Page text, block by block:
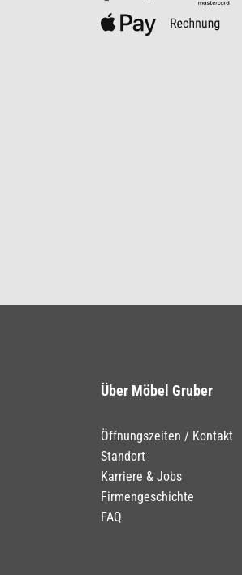
Über Möbel Gruber
Öffnungszeiten / Kontakt
Standort
Karriere & Jobs
Firmengeschichte
FAQ